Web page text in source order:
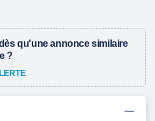
qu'une annonce similaire
?